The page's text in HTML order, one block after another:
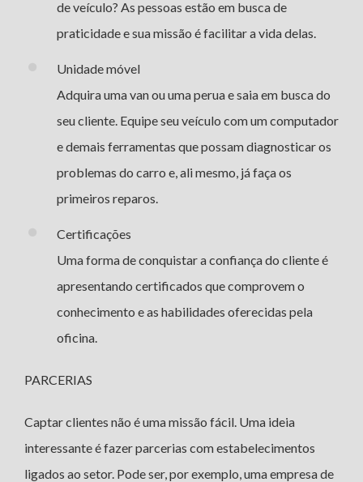
de veículo? As pessoas estão em busca de
praticidade e sua missão é facilitar a vida delas.
Unidade móvel
Adquira uma van ou uma perua e saia em busca do
seu cliente. Equipe seu veículo com um computador
e demais ferramentas que possam diagnosticar os
problemas do carro e, ali mesmo, já faça os
primeiros reparos.
Certificações
Uma forma de conquistar a confiança do cliente é
apresentando certificados que comprovem o
conhecimento e as habilidades oferecidas pela
oficina.
PARCERIAS
Captar clientes não é uma missão fácil. Uma ideia
interessante é fazer parcerias com estabelecimentos
ligados ao setor. Pode ser, por exemplo, uma empresa de